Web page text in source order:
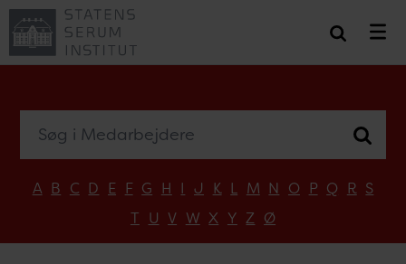
A B C D E F G H I J K L M N O P Q R S
T U V W X Y Z Ø